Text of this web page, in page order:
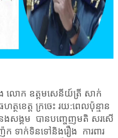
ង លោក ឧត្តមសេនីយ៍ត្រី សាក់
ហត្ថខេត្ត ក្រចេះ រយ:ពេលប៉ុន្មាន
ងសង្គម បានបញ្ចេញមតិ សរសើ
ែក ទាក់ទិនទៅនិងរឿង
ការពារ